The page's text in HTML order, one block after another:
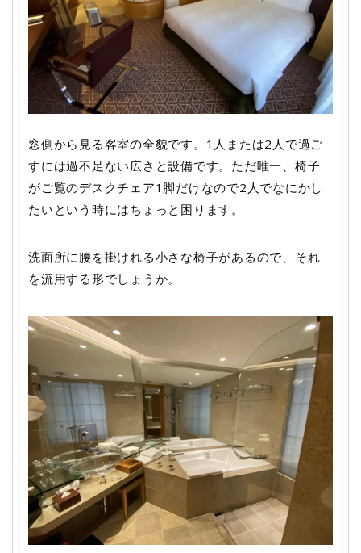
窓側から見る客室の全貌です。1人または2人で過ご
すには過不足ない広さと設備です。ただ唯一、椅子
がご覧のデスクチェア1脚だけなので2人でなにかし
たいという時にはちょっと困ります。
洗面所に腰を掛けれる小さな椅子があるので、それ
を流用する形でしょうか。